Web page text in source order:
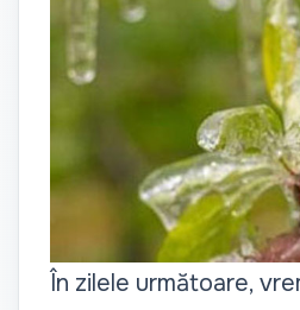
În zilele următoare,